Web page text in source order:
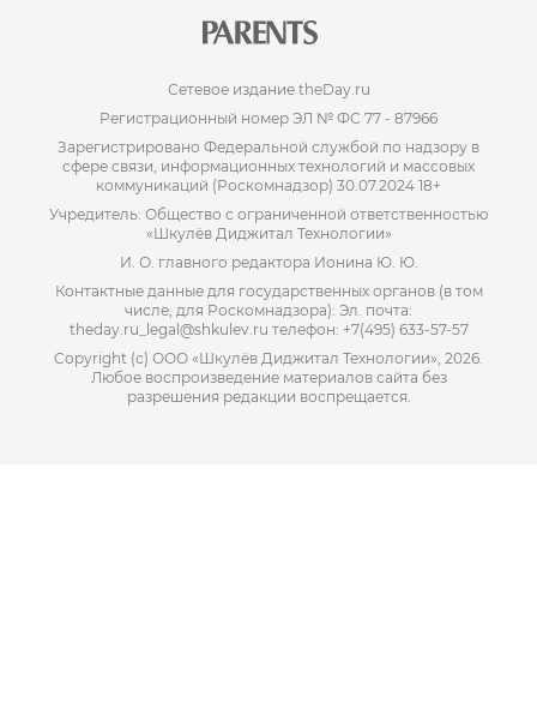
Сетевое издание theDay.ru
Регистрационный номер ЭЛ № ФС 77 - 87966
Зарегистрировано Федеральной службой по надзору в
сфере связи, информационных технологий и массовых
коммуникаций (Роскомнадзор) 30.07.2024 18+
Учредитель: Общество с ограниченной ответственностью
«Шкулёв Диджитал Технологии»
И. О. главного редактора Ионина Ю. Ю.
Контактные данные для государственных органов (в том
числе, для Роскомнадзора): Эл. почта:
theday.ru_legal@shkulev.ru телефон: +7(495) 633-57-57
Copyright (с) ООО «Шкулёв Диджитал Технологии», 2026.
Любое воспроизведение материалов сайта без
разрешения редакции воспрещается.